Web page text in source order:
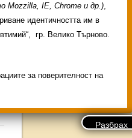
Mozzilla, IE, Chrome и др.),
идентичността им в
гр. Велико Търново.
за поверителност на